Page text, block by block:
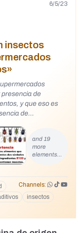
6/5/23
insectos
de
y que eso es
de
and 19
more
elements…
Channels:
insectos